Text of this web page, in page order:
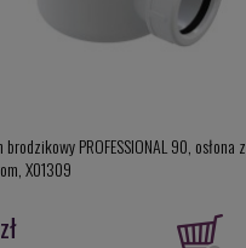
brodzikowy PROFESSIONAL 90, osłona z
X01309